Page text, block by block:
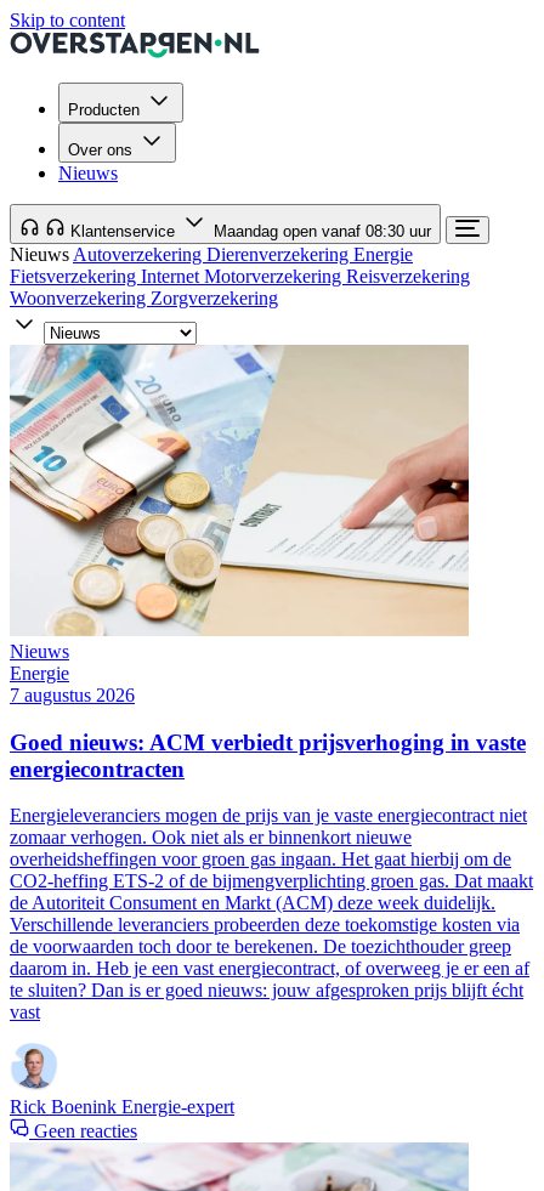
Skip to content
Producten
Over ons
Nieuws
Klantenservice Maandag open vanaf 08:30 uur
Nieuws Autoverzekering Dierenverzekering Energie
Fietsverzekering Internet Motorverzekering Reisverzekering
Woonverzekering Zorgverzekering
Nieuws
Energie
7 augustus 2026
Goed nieuws: ACM verbiedt prijsverhoging in vaste
energiecontracten
Energieleveranciers mogen de prijs van je vaste energiecontract niet
zomaar verhogen. Ook niet als er binnenkort nieuwe
overheidsheffingen voor groen gas ingaan. Het gaat hierbij om de
CO2-heffing ETS-2 of de bijmengverplichting groen gas. Dat maakt
de Autoriteit Consument en Markt (ACM) deze week duidelijk.
Verschillende leveranciers probeerden deze toekomstige kosten via
de voorwaarden toch door te berekenen. De toezichthouder greep
daarom in. Heb je een vast energiecontract, of overweeg je er een af
te sluiten? Dan is er goed nieuws: jouw afgesproken prijs blijft écht
vast
Rick Boenink Energie-expert
Geen reacties